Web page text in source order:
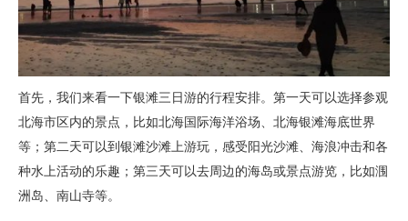
首先，我们来看一下银滩三日游的行程安排。第一天可以选择参观
北海市区内的景点，比如北海国际海洋浴场、北海银滩海底世界
等；第二天可以到银滩沙滩上游玩，感受阳光沙滩、海浪冲击和各
种水上活动的乐趣；第三天可以去周边的海岛或景点游览，比如涠
洲岛、南山寺等。